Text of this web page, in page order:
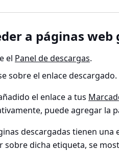
a páginas web
el Panel de descargas.
sobre el enlace descargado.
el enlace a tus
puede agregar la
descargadas tienen una
sobre dicha etiqueta, se